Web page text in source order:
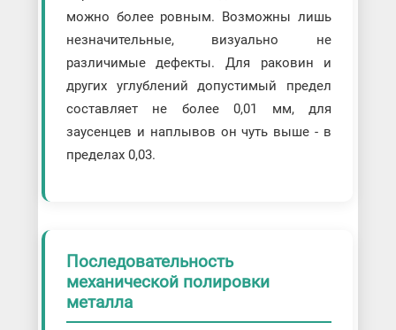
можно более ровным. Возможны лишь
незначительные, визуально не
различимые дефекты. Для раковин и
других углублений допустимый предел
составляет не более 0,01 мм, для
заусенцев и наплывов он чуть выше - в
пределах 0,03.
Последовательность
механической полировки
металла